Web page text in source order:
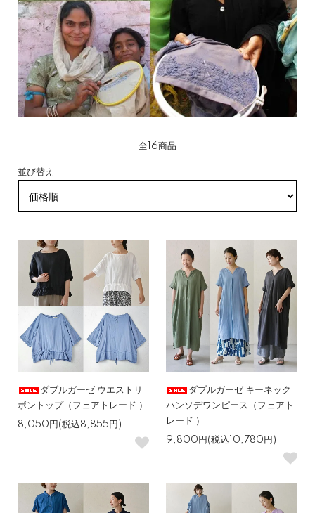
全16商品
並び替え
ダブルガーゼ ウエストリ
ボントップ（フェアトレード ）
8,050円(税込8,855円)
ダブルガーゼ キーネック
ハンソデワンピース（フェアト
レード ）
9,800円(税込10,780円)